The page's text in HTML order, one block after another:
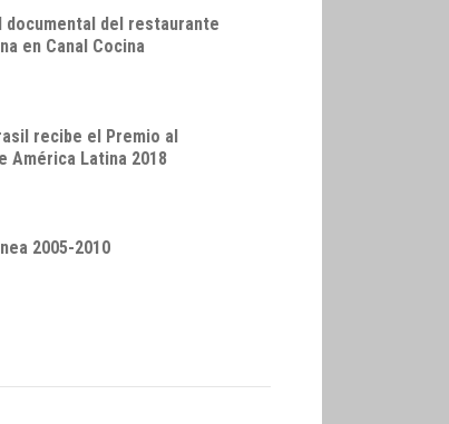
documental del restaurante
en Canal Cocina
recibe el Premio al
América Latina 2018
2005-2010